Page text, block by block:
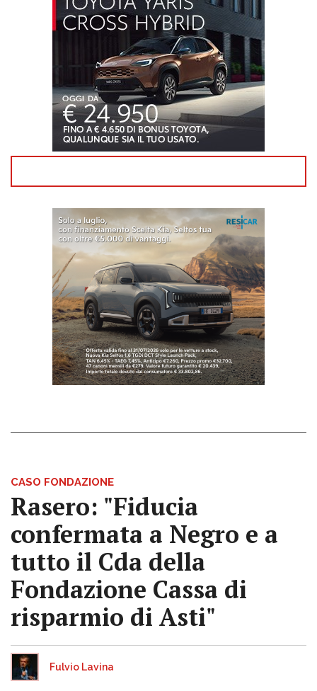
CASO FONDAZIONE
Rasero: "Fiducia
confermata a Negro e a
tutto il Cda della
Fondazione Cassa di
risparmio di Asti"
Fulvio Lavina